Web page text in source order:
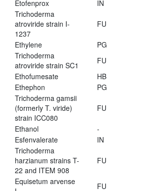
Etofenprox
IN
Trichoderma
atroviride strain I-
1237
FU
Ethylene PG
Trichoderma
atroviride strain SC1
FU
Ethofumesate
HB
Ethephon
PG
Trichoderma gamsii
(formerly T. viride)
strain ICC080
FU
Ethanol -
Esfenvalerate
IN
Trichoderma
harzianum strains T-
22 and ITEM 908
FU
Equisetum arvense
FU